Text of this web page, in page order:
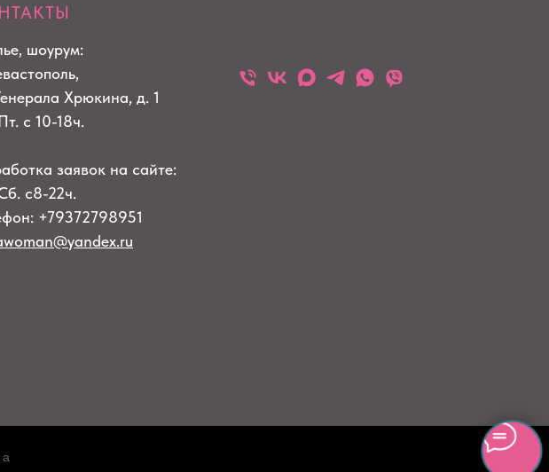
шоурум:
Хрюкина, д. 1
с 10-18ч.
заявок на сайте:
с8-22ч.
+79372798951